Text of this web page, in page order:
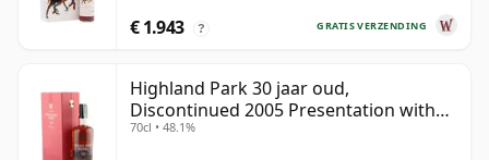
GRATIS VERZENDING
€ 1.943 ?
Highland Park 30 jaar oud,
Discontinued 2005 Presentation with
Case
70cl • 48.1%